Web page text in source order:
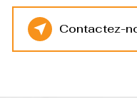
Contactez-